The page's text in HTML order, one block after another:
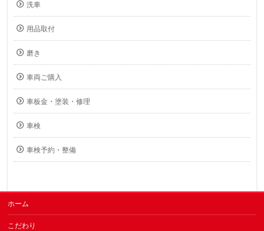
洗車
用品取付
磨き
車両ご購入
車板金・塗装・修理
車検
車検予約・整備
ホーム
こだわり